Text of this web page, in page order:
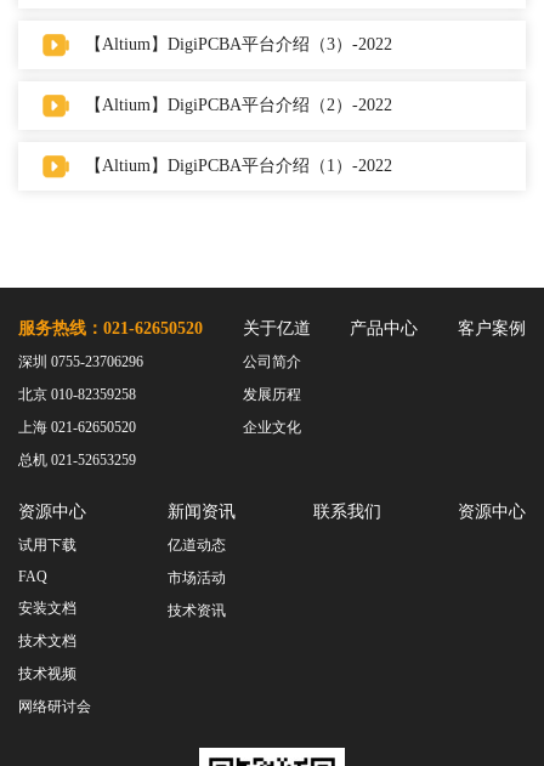
【Altium】DigiPCBA平台介绍（3）-2022
【Altium】DigiPCBA平台介绍（2）-2022
【Altium】DigiPCBA平台介绍（1）-2022
服务热线：021-62650520
深圳 0755-23706296
北京 010-82359258
上海 021-62650520
总机 021-52653259
关于亿道
公司简介
发展历程
企业文化
产品中心 客户案例
资源中心
试用下载
FAQ
安装文档
技术文档
技术视频
网络研讨会
新闻资讯
亿道动态
市场活动
技术资讯
联系我们 资源中心